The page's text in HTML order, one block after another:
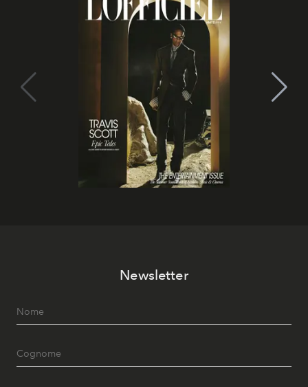
Newsletter